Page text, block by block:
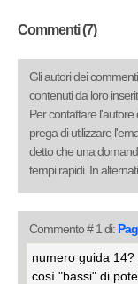
Commenti (7)
Gli autori dei
contenuti da loro
Per contattare
prega di utilizzare
detto che una
tempi rapidi. In
Commento # 1 di:
numero guida
così "bassi" di